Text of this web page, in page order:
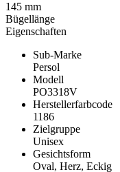
Eigenschaften
Sub-Marke
Persol
Modell
PO3318V
Herstellerfarbcode
1186
Zielgruppe
Unisex
Gesichtsform
Oval, Herz, Eckig
145 mm
Bügellänge